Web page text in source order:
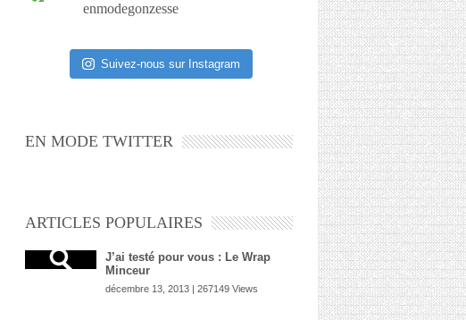
enmodegonzesse
Suivez-nous sur Instagram
EN MODE TWITTER
ARTICLES POPULAIRES
J’ai testé pour vous : Le Wrap
Minceur
décembre 13, 2013 | 267149 Views